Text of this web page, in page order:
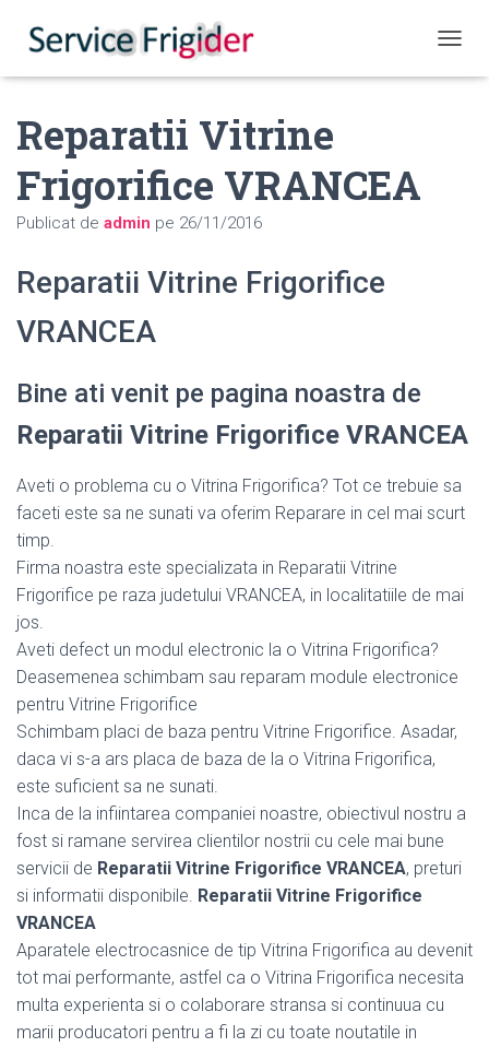
Reparatii Vitrine
Frigorifice VRANCEA
Publicat de admin pe 26/11/2016
Reparatii Vitrine Frigorifice
VRANCEA
Bine ati venit pe pagina noastra de
Reparatii Vitrine Frigorifice VRANCEA
Aveti o problema cu o Vitrina Frigorifica? Tot ce trebuie sa
faceti este sa ne sunati va oferim Reparare in cel mai scurt
timp.
Firma noastra este specializata in Reparatii Vitrine
Frigorifice pe raza judetului VRANCEA, in localitatiile de mai
jos.
Aveti defect un modul electronic la o Vitrina Frigorifica?
Deasemenea schimbam sau reparam module electronice
pentru Vitrine Frigorifice
Schimbam placi de baza pentru Vitrine Frigorifice. Asadar,
daca vi s-a ars placa de baza de la o Vitrina Frigorifica,
este suficient sa ne sunati.
Inca de la infiintarea companiei noastre, obiectivul nostru a
fost si ramane servirea clientilor nostrii cu cele mai bune
servicii de Reparatii Vitrine Frigorifice VRANCEA, preturi
si informatii disponibile. Reparatii Vitrine Frigorifice
VRANCEA
Aparatele electrocasnice de tip Vitrina Frigorifica au devenit
tot mai performante, astfel ca o Vitrina Frigorifica necesita
multa experienta si o colaborare stransa si continuua cu
marii producatori pentru a fi la zi cu toate noutatile in